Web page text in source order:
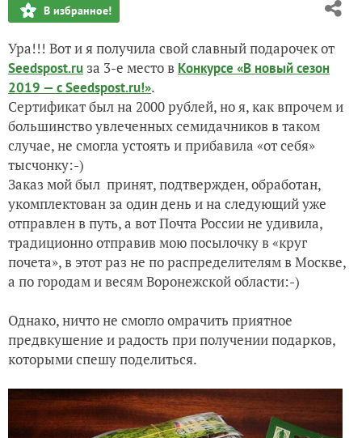
Деревенские цветы. Яркие краски дарят тепло,
В избранное!
Ура!!! Вот и я получила свой славный подарочек от
Seedspost.ru за 3-е место в Конкурсе «В новый сезон
2019 — с Seedspost.ru!».
Сертификат был на 2000 рублей, но я, как впрочем и
большинство увлеченных семидачников в таком
случае, не смогла устоять и прибавила «от себя»
тысчонку:-)
Заказ мой был принят, подтвержден, обработан,
укомплектован за один день и на следующий уже
отправлен в путь, а вот Почта России не удивила,
традиционно отправив мою посылочку в «круг
почета», в этот раз не по распределителям в Москве,
а по городам и весям Воронежской области:-)
Однако, ничто не смогло омрачить приятное
предвкушение и радость при получении подарков,
которыми спешу поделиться.